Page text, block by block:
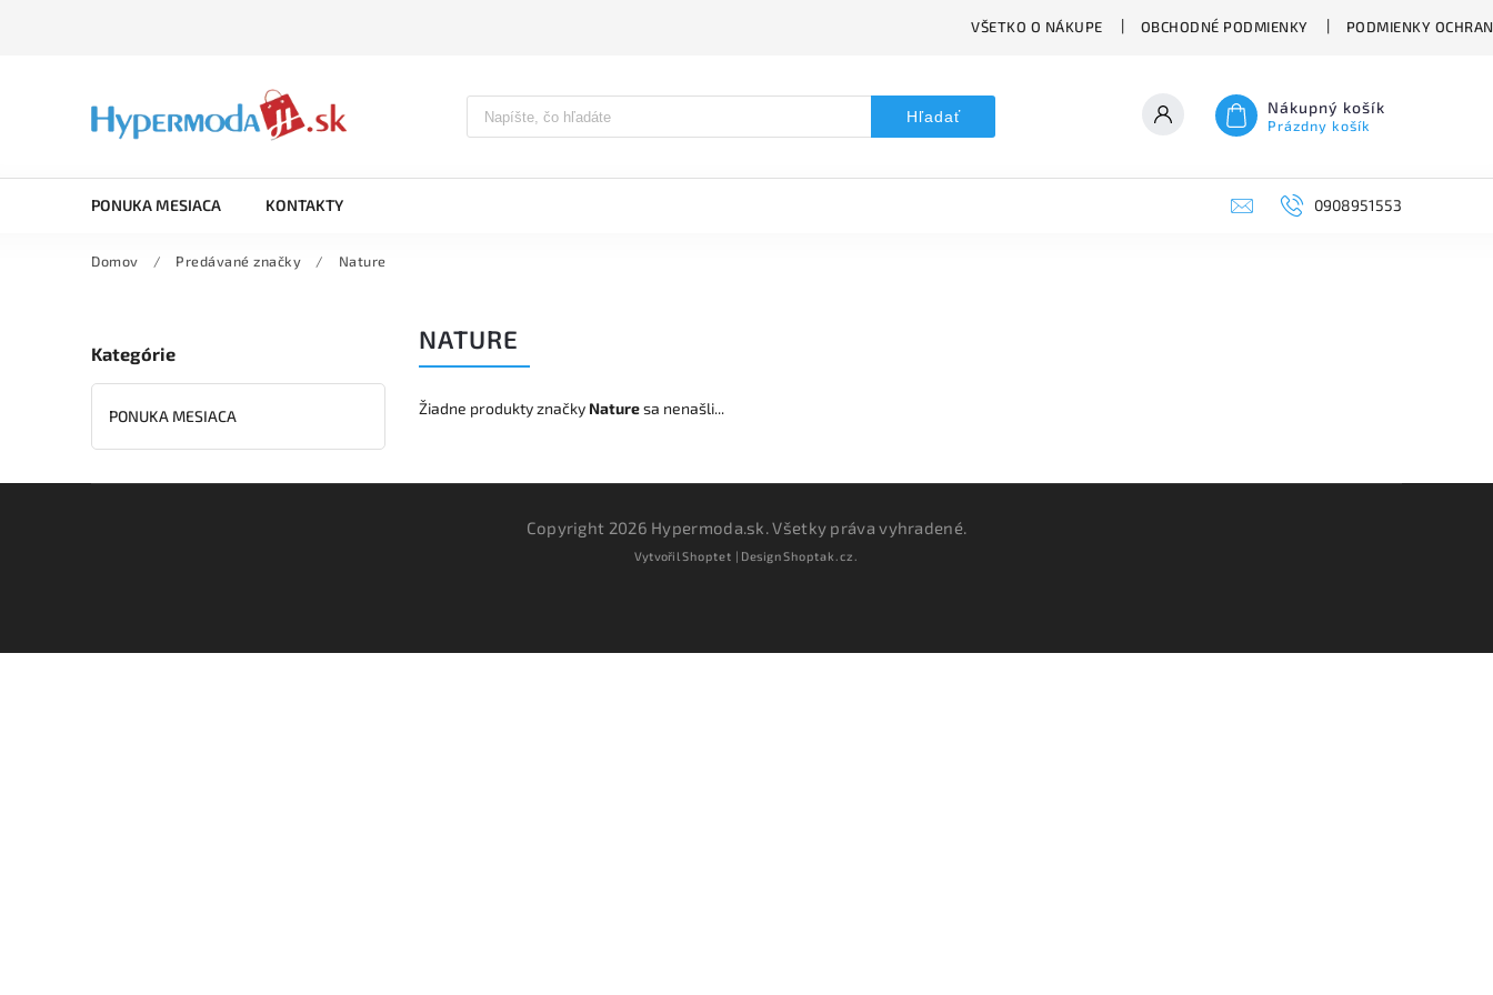
VŠETKO O NÁKUPE OBCHODNÉ PODMIENKY PODMIENKY
Hľadať Nákupný košík
Prázdny košík
PONUKA MESIACA KONTAKTY 0908951553
Domov / Predávané značky / Nature
Kategórie
PONUKA MESIACA
NATURE
Žiadne produkty značky Naturesa nenašli...
Copyright 2026 Hypermoda.sk. Všetky práva vyhradené.
VytvořilShoptet | DesignShoptak.cz.